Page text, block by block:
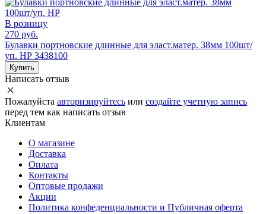
В розницу
270 руб.
Булавки портновские длинные для эласт.матер. 38мм 100шт/
уп. НР 3438100
Купить
Написать отзыв
Пожалуйста авторизируйтесь или создайте учетную запись
перед тем как написать отзыв
Клиентам
О магазине
Доставка
Оплата
Контакты
Оптовые продажи
Акции
Политика конфеденциальности и Публичная оферта